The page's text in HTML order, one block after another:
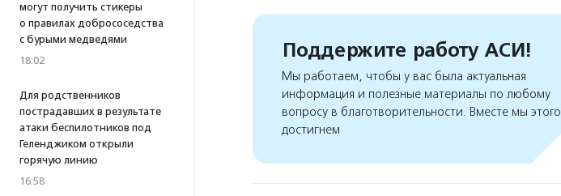
могут получить стикеры
о правилах добрососедства
с бурыми медведями
18:02
Для родственников
пострадавших в результате
атаки беспилотников под
Геленджиком открыли
горячую линию
16:58
Поддержите работу АСИ!
Мы работаем, чтобы у вас была актуальная
информация и полезные материалы по любому
вопросу в благотворительности. Вместе мы этого
достигнем